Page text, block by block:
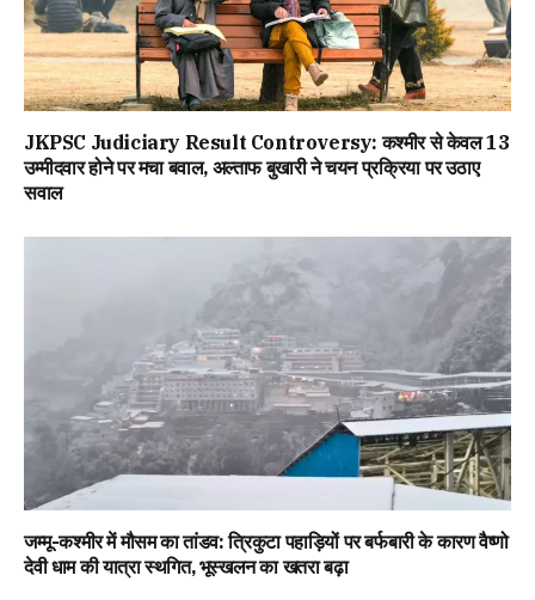
JKPSC Judiciary Result Controversy: कश्मीर से केवल 13
उम्मीदवार होने पर मचा बवाल, अल्ताफ बुखारी ने चयन प्रक्रिया पर उठाए
सवाल
जम्मू-कश्मीर में मौसम का तांडव: त्रिकुटा पहाड़ियों पर बर्फबारी के कारण वैष्णो
देवी धाम की यात्रा स्थगित, भूस्खलन का खतरा बढ़ा